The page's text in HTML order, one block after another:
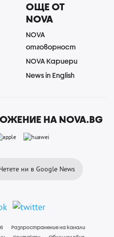
ОЩЕ ОТ
NOVA
NOVA
отговорност
NOVA Кариери
News in English
НА NOVA.BG
Четете ни в Google News
Разпространение на канали